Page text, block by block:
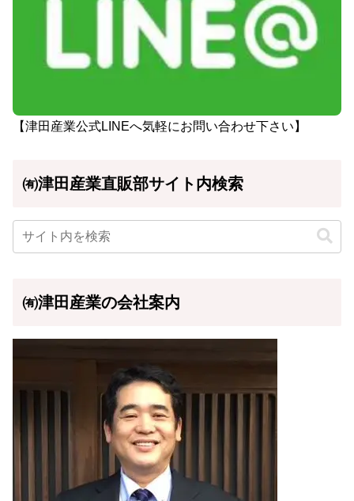
【津田産業公式LINEへ気軽にお問い合わせ下さい】
㈲津田産業直販部サイト内検索
㈲津田産業の会社案内